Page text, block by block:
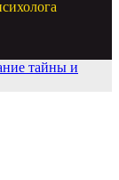
тайны и